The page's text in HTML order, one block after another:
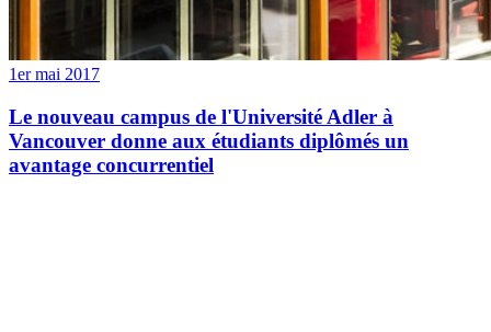
1er mai 2017
Le nouveau campus de l'Université Adler à
Vancouver donne aux étudiants diplômés un
avantage concurrentiel